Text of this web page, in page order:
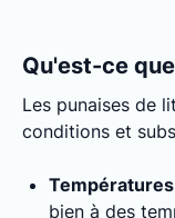
Qu'est-ce
Les punaises de
conditions et
bien à des